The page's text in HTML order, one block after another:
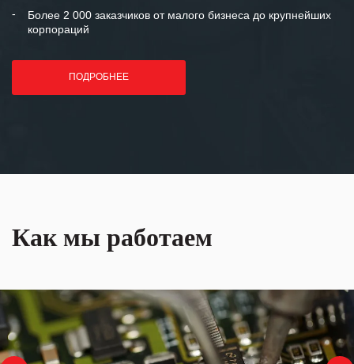
Более 2 000 заказчиков от малого бизнеса до крупнейших
корпораций
ПОДРОБНЕЕ
Как мы работаем